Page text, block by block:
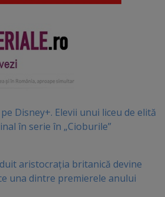
Disney+. Elevii unui liceu de elită
în serie în „Cioburile”
aristocrația britanică devine
una dintre premierele anului